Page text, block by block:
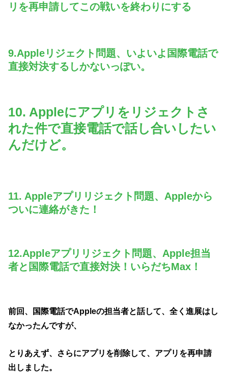
リを再申請してこの戦いを終わりにする
9.Appleリジェクト問題、いよいよ国際電話で
直接対決するしかないっぽい。
10. Appleにアプリをリジェクトさ
れた件で直接電話で話し合いしたい
んだけど。
11. Appleアプリリジェクト問題、Appleから
ついに連絡がきた！
12.Appleアプリリジェクト問題、Apple担当
者と国際電話で直接対決！いらだちMax！
前回、国際電話でAppleの担当者と話して、全く進展はし
なかったんですが、
とりあえず、さらにアプリを削除して、アプリを再申請
出しました。